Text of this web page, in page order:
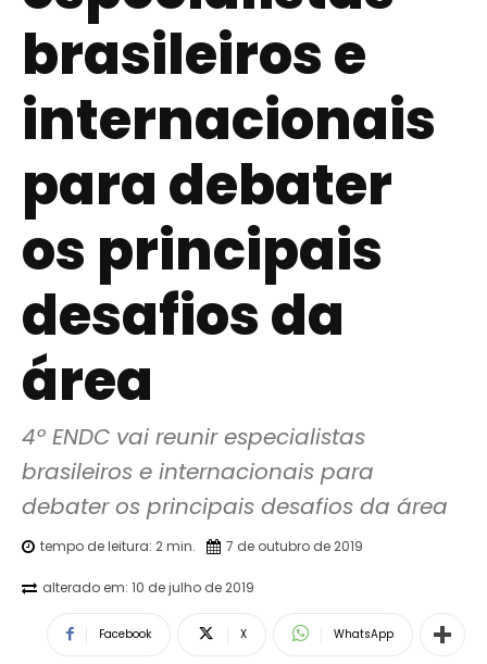
brasileiros e
internacionais
para debater
os principais
desafios da
área
4º ENDC vai reunir especialistas
brasileiros e internacionais para
debater os principais desafios da área
tempo de leitura: 2min. 7 de outubro de 2019
alterado em: 10 de julho de 2019
Facebook X WhatsApp